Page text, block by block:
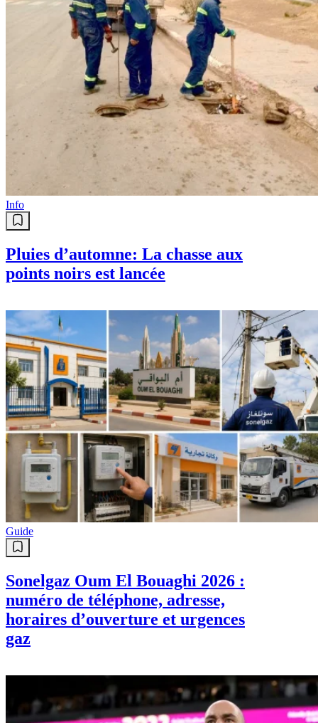
Info
Pluies d’automne: La chasse aux
points noirs est lancée
Guide
Sonelgaz Oum El Bouaghi 2026 :
numéro de téléphone, adresse,
horaires d’ouverture et urgences
gaz